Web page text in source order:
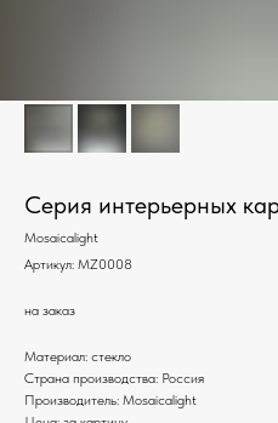
Серия интерьерных
Mosaicalight
Артикул: MZ0008
на заказ
Материал: стекло
Страна производства: Россия
Производитель: Mosaicalight